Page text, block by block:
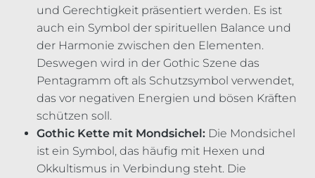
und Gerechtigkeit präsentiert werden. Es ist
auch ein Symbol der spirituellen Balance und
der Harmonie zwischen den Elementen.
Deswegen wird in der Gothic Szene das
Pentagramm oft als Schutzsymbol verwendet,
das vor negativen Energien und bösen Kräften
schützen soll.
Gothic Kette mit Mondsichel: Die Mondsichel
ist ein Symbol, das häufig mit Hexen und
Okkultismus in Verbindung steht. Die